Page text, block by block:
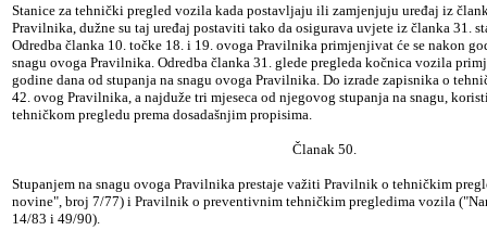
Stanice za tehnički pregled vozila kada postavljaju ili zamjenjuju uređaj iz
Pravilnika, dužne su taj uređaj postaviti tako da osigurava uvjete iz članka 31.
Odredba članka 10. točke 18. i 19. ovoga Pravilnika primjenjivat će se nakon
snagu ovoga Pravilnika. Odredba članka 31. glede pregleda kočnica vozila
godine dana od stupanja na snagu ovoga Pravilnika. Do izrade zapisnika o
42. ovog Pravilnika, a najduže tri mjeseca od njegovog stupanja na snagu,
tehničkom pregledu prema dosadašnjim propisima.
Članak 50.
Stupanjem na snagu ovoga Pravilnika prestaje važiti Pravilnik o tehničkim
novine", broj 7/77) i Pravilnik o preventivnim tehničkim pregledima vozila
14/83 i 49/90).